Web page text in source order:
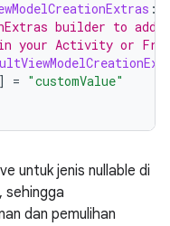
:
builder to add
your Activity or
] = "customValue"
untuk jenis nullable di
, sehingga
dan pemulihan